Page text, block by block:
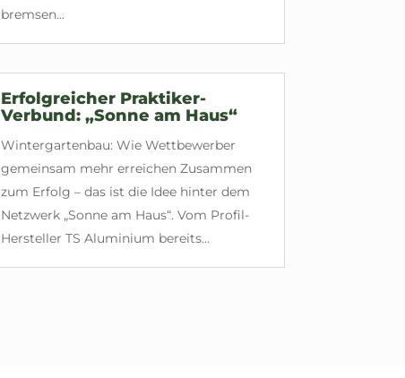
bremsen...
Erfolgreicher Praktiker-
Verbund: „Sonne am Haus“
Wintergartenbau: Wie Wettbewerber
gemeinsam mehr erreichen Zusammen
zum Erfolg – das ist die Idee hinter dem
Netzwerk „Sonne am Haus“. Vom Profil-
Hersteller TS Aluminium bereits...